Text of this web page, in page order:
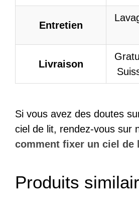
Entretien
Livraison
Si vous avez des doutes
ciel de lit, rendez-vous sur
comment fixer un ciel de
Produits